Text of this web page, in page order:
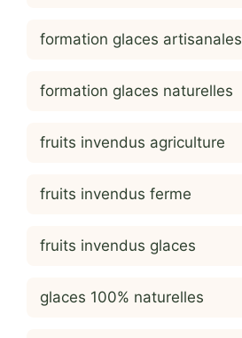
formation glaces artisanales
formation glaces naturelles
fruits invendus agriculture
fruits invendus ferme
fruits invendus glaces
glaces 100% naturelles